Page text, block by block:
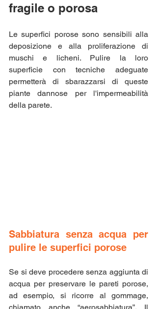
fragile o porosa
Le superfici porose sono sensibili alla
deposizione e alla proliferazione di
muschi e licheni. Pulire la loro
superficie con tecniche adeguate
permetterà di sbarazzarsi di queste
piante dannose per l'impermeabilità
della parete.
Sabbiatura senza acqua per
pulire le superfici porose
Se si deve procedere senza aggiunta di
acqua per preservare le pareti porose,
ad esempio, si ricorre al gommage,